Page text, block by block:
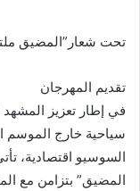
تحت شعار”المضيق
تقديم المهرجان
في إطار تعزيز
سياحية خارج الموسم
السوسيو اقتصادية،